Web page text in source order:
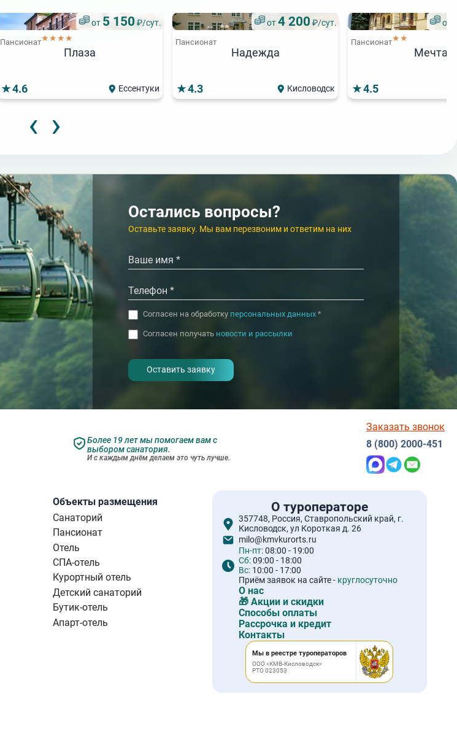
от 5 150₽/сут.
Пансионат★★★★
Плаза
4.6 Ессентуки
от4 200 ₽/сут.
Пансионат
Надежда
4.3 Кисловодск
от
Пансионат★★
Мечта
4.5
‹ ›
Виктория
4.3 Кабардинка Евпатория
›
Остались вопросы?
Оставьте заявку. Мы вам перезвоним и ответим на них
Согласен на обработку персональных данных*
Согласен получать новости и рассылки
Более 19 лет мы помогаем вам с
выбором санатория.
И с каждым днём делаем это чуть лучше.
Заказать звонок
8 (800) 2000-451
Объекты размещения
Санаторий
Пансионат
Отель
СПА-отель
Курортный отель
Детский санаторий
Бутик-отель
Апарт-отель
О туроператоре
357748, Россия, Ставропольский край, г.
Кисловодск, ул Короткая д. 26
milo@kmvkurorts.ru
Пн-пт:08:00 - 19:00
Сб:09:00 - 18:00
Вс: 10:00 - 17:00
Приём заявок на сайте - круглосуточно
О нас
🎁 Акции и скидки
Способы оплаты
Рассрочка и кредит
Контакты
Мы в реестре туроператоров
ООО «КМВ-Кисловодск»
РТО 023053